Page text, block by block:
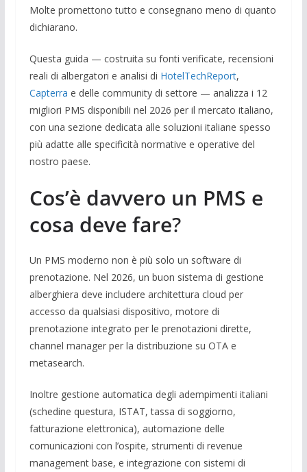
Molte promettono tutto e consegnano meno di quanto
dichiarano.
Questa guida — costruita su fonti verificate, recensioni
reali di albergatori e analisi di HotelTechReport,
Capterra e delle community di settore — analizza i 12
migliori PMS disponibili nel 2026 per il mercato italiano,
con una sezione dedicata alle soluzioni italiane spesso
più adatte alle specificità normative e operative del
nostro paese.
Cos’è davvero un PMS e
cosa deve fare?
Un PMS moderno non è più solo un software di
prenotazione. Nel 2026, un buon sistema di gestione
alberghiera deve includere architettura cloud per
accesso da qualsiasi dispositivo, motore di
prenotazione integrato per le prenotazioni dirette,
channel manager per la distribuzione su OTA e
metasearch.
Inoltre gestione automatica degli adempimenti italiani
(schedine questura, ISTAT, tassa di soggiorno,
fatturazione elettronica), automazione delle
comunicazioni con l’ospite, strumenti di revenue
management base, e integrazione con sistemi di